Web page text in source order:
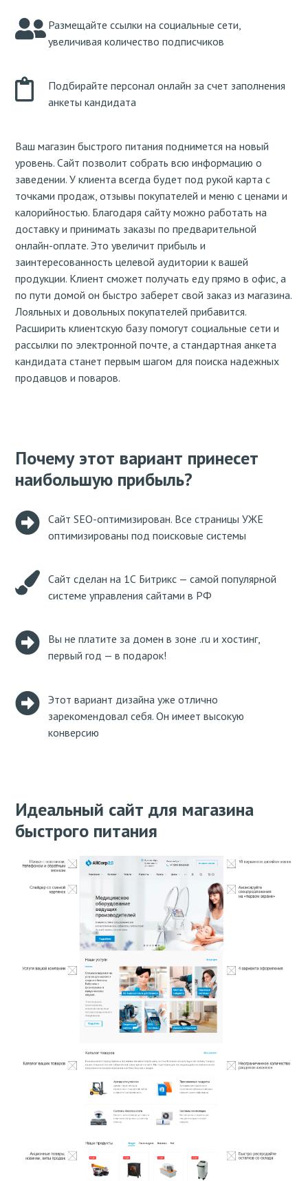
Размещайте ссылки на социальные сети,
увеличивая количество подписчиков
Подбирайте персонал онлайн за счет заполнения
анкеты кандидата
Ваш магазин быстрого питания поднимется на новый
уровень. Сайт позволит собрать всю информацию о
заведении. У клиента всегда будет под рукой карта с
точками продаж, отзывы покупателей и меню с ценами и
калорийностью. Благодаря сайту можно работать на
доставку и принимать заказы по предварительной
онлайн-оплате. Это увеличит прибыль и
заинтересованность целевой аудитории к вашей
продукции. Клиент сможет получать еду прямо в офис, а
по пути домой он быстро заберет свой заказ из магазина.
Лояльных и довольных покупателей прибавится.
Расширить клиентскую базу помогут социальные сети и
рассылки по электронной почте, а стандартная анкета
кандидата станет первым шагом для поиска надежных
продавцов и поваров.
Почему этот вариант принесет
наибольшую прибыль?
Сайт SEO-оптимизирован. Все страницы УЖЕ
оптимизированы под поисковые системы
Сайт сделан на 1С Битрикс — самой популярной
системе управления сайтами в РФ
Вы не платите за домен в зоне .ru и хостинг,
первый год — в подарок!
Этот вариант дизайна уже отлично
зарекомендовал себя. Он имеет высокую
конверсию
Идеальный сайт для магазина
быстрого питания